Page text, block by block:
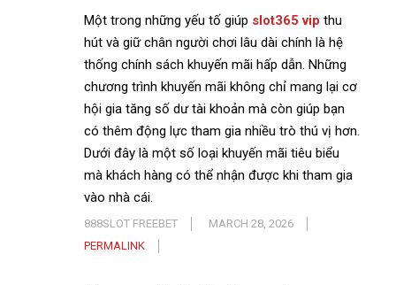
Một trong những yếu tố giúp slot365 vip thu
hút và giữ chân người chơi lâu dài chính là hệ
thống chính sách khuyến mãi hấp dẫn. Những
chương trình khuyến mãi không chỉ mang lại cơ
hội gia tăng số dư tài khoản mà còn giúp bạn
có thêm động lực tham gia nhiều trò thú vị hơn.
Dưới đây là một số loại khuyến mãi tiêu biểu
mà khách hàng có thể nhận được khi tham gia
vào nhà cái.
888SLOT FREEBET
MARCH 28, 2026
PERMALINK